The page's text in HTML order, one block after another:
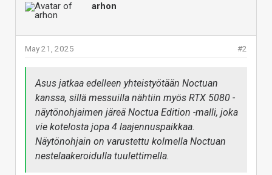
Vastaa arhon
#2
May 21, 2025
Asus jatkaa edelleen yhteistyötään Noctuan
kanssa, sillä messuilla nähtiin myös RTX 5080 -
näytönohjaimen järeä Noctua Edition -malli, joka
vie kotelosta jopa 4 laajennuspaikkaa.
Näytönohjain on varustettu kolmella Noctuan
nestelaakeroidulla tuulettimella.